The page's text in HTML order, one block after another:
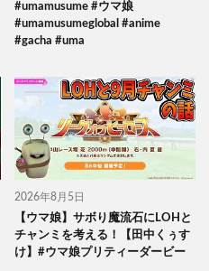
#umamusume #ウマ娘
#umamusumeglobal #anime
#gacha #uma
2026年8月5日
【ウマ娘】サボり魔流石にLOHと
チャンミを考える！【田中くぅす
け】#ウマ娘プリティーダービー